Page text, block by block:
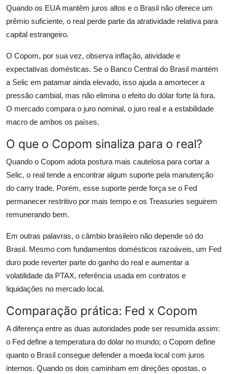
Quando os EUA mantêm juros altos e o Brasil não oferece um
prêmio suficiente, o real perde parte da atratividade relativa para
capital estrangeiro.
O Copom, por sua vez, observa inflação, atividade e
expectativas domésticas. Se o Banco Central do Brasil mantém
a Selic em patamar ainda elevado, isso ajuda a amortecer a
pressão cambial, mas não elimina o efeito do dólar forte lá fora.
O mercado compara o juro nominal, o juro real e a estabilidade
macro de ambos os países.
O que o Copom sinaliza para o real?
Quando o Copom adota postura mais cautelosa para cortar a
Selic, o real tende a encontrar algum suporte pela manutenção
do carry trade. Porém, esse suporte perde força se o Fed
permanecer restritivo por mais tempo e os Treasuries seguirem
remunerando bem.
Em outras palavras, o câmbio brasileiro não depende só do
Brasil. Mesmo com fundamentos domésticos razoáveis, um Fed
duro pode reverter parte do ganho do real e aumentar a
volatilidade da PTAX, referência usada em contratos e
liquidações no mercado local.
Comparação prática: Fed x Copom
A diferença entre as duas autoridades pode ser resumida assim:
o Fed define a temperatura do dólar no mundo; o Copom define
quanto o Brasil consegue defender a moeda local com juros
internos. Quando os dois caminham em direções opostas, o